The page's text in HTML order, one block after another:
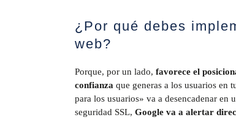
¿Por qué debes
web?
Porque, por un lado, favorece el
confianza que generas a los usuarios en
para los usuarios» va a desencadenar
seguridad SSL, Google va a alertar